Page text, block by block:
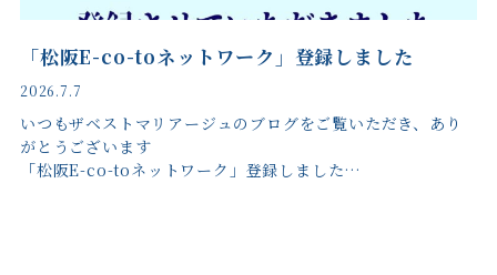
「松阪E-co-toネットワーク」登録しました
2026.7.7
いつもザベストマリアージュのブログをご覧いただき、あり
がとうございます
「松阪E-co-toネットワーク」登録しました…